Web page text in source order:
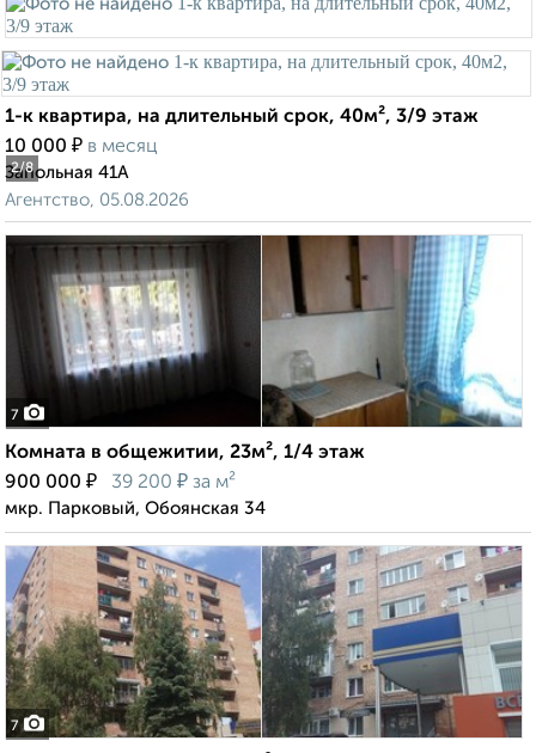
2/8
1-к квартира, на длительный срок, 40м², 3/9 этаж
10 000 ₽ в месяц
Запольная 41А
Агентство, 05.08.2026
7
Комната в общежитии, 23м², 1/4 этаж
900 000 ₽ 39 200 ₽ за м²
мкр. Парковый, Обоянская 34
7